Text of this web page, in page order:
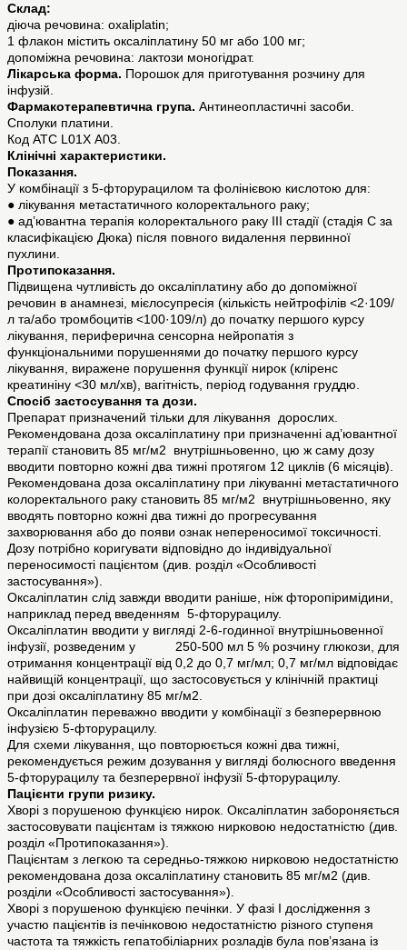
Склад:
діюча речовина: oxaliplatin;
1 флакон містить оксаліплатину 50 мг або 100 мг;
допоміжна речовина: лактози моногідрат.
Лікарська форма. Порошок для приготування розчину для
інфузій.
Фармакотерапевтична група. Антинеопластичні засоби.
Сполуки платини.
Код АТС L01Х А03.
Клінічні характеристики.
Показання.
У комбінації з 5-фторурацилом та фолінієвою кислотою для:
● лікування метастатичного колоректального раку;
● ад’ювантна терапія колоректального раку ІІІ стадії (стадія C за
класифікацією Дюка) після повного видалення первинної
пухлини.
Протипоказання.
Підвищена чутливість до оксаліплатину або до допоміжної
речовин в анамнезі, мієлосупресія (кількість нейтрофілів <2·109/
л та/або тромбоцитів <100·109/л) до початку першого курсу
лікування, периферична сенсорна нейропатія з
функціональними порушеннями до початку першого курсу
лікування, виражене порушення функції нирок (кліренс
креатиніну <30 мл/хв), вагітність, період годування груддю.
Спосіб застосування та дози.
Препарат призначений тільки для лікування дорослих.
Рекомендована доза оксаліплатину при призначенні ад’ювантної
терапії становить 85 мг/м2 внутрішньовенно, цю ж саму дозу
вводити повторно кожні два тижні протягом 12 циклів (6 місяців).
Рекомендована доза оксаліплатину при лікуванні метастатичного
колоректального раку становить 85 мг/м2 внутрішньовенно, яку
вводять повторно кожні два тижні до прогресування
захворювання або до появи ознак непереносимої токсичності.
Дозу потрібно коригувати відповідно до індивідуальної
переносимості пацієнтом (див. розділ «Особливості
застосування»).
Оксаліплатин слід завжди вводити раніше, ніж фторопіримідини,
наприклад перед введенням 5-фторурацилу.
Оксаліплатин вводити у вигляді 2-6-годинної внутрішньовенної
інфузії, розведеним у 250-500 мл 5 % розчину глюкози, для
отримання концентрації від 0,2 до 0,7 мг/мл; 0,7 мг/мл відповідає
найвищій концентрації, що застосовується у клінічній практиці
при дозі оксаліплатину 85 мг/м2.
Оксаліплатин переважно вводити у комбінації з безперервною
інфузією 5-фторурацилу.
Для схеми лікування, що повторюється кожні два тижні,
рекомендується режим дозування у вигляді болюсного введення
5-фторурацилу та безперервної інфузії 5-фторурацилу.
Пацієнти групи ризику.
Хворі з порушеною функцією нирок. Оксаліплатин забороняється
застосовувати пацієнтам із тяжкою нирковою недостатністю (див.
розділ «Протипоказання»).
Пацієнтам з легкою та середньо-тяжкою нирковою недостатністю
рекомендована доза оксаліплатину становить 85 мг/м2 (див.
розділи «Особливості застосування»).
Хворі з порушеною функцією печінки. У фазі I дослідження з
участю пацієнтів із печінковою недостатністю різного ступеня
частота та тяжкість гепатобіліарних розладів була пов’язана із